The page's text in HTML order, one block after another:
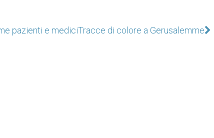
pazienti e mediciTracce di colore a Gerusalemme